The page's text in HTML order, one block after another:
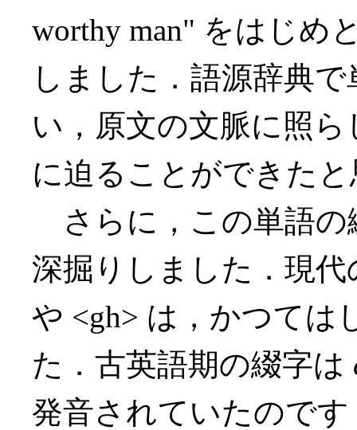
worthy man" をはじめ
しました．語源辞典
い，原文の文脈に照
に迫ることができた
さらに，この単語の
深掘りしました．現
や <gh> は，かつては
た．古英語期の綴字は
発音されていたので